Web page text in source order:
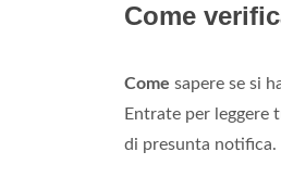
Come
Come sapere se si
Entrate per
di presunta notifica.